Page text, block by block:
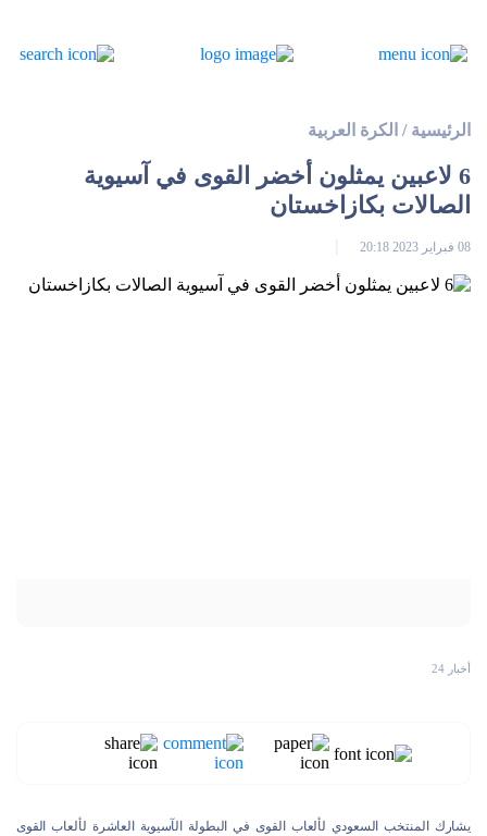
الرئيسية / الكرة العربية
6 لاعبين يمثلون أخضر القوى في آسيوية
الصالات بكازاخستان
08 فبراير 2023 20:18
أخبار 24
يشارك المنتخب السعودي لألعاب القوى في البطولة الآسيوية العاشرة لألعاب القوى